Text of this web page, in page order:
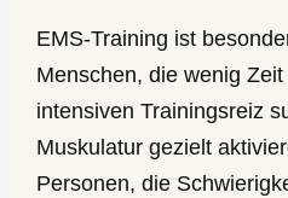
EMS-Training ist
Menschen, die wenig
intensiven Trainingsreiz
Muskulatur gezielt
Personen, die